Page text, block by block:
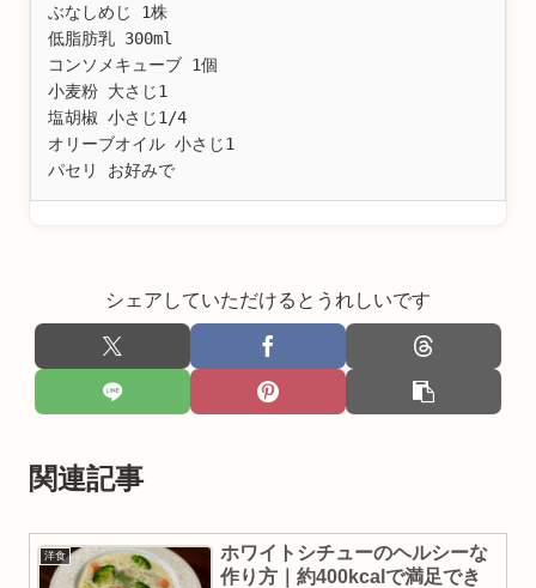
ぶなしめじ 1株
低脂肪乳 300ml
コンソメキューブ 1個
小麦粉 大さじ1
塩胡椒 小さじ1/4
オリーブオイル 小さじ1
パセリ お好みで
シェアしていただけるとうれしいです
関連記事
洋食
ホワイトシチューのヘルシーな
作り方｜約400kcalで満足でき